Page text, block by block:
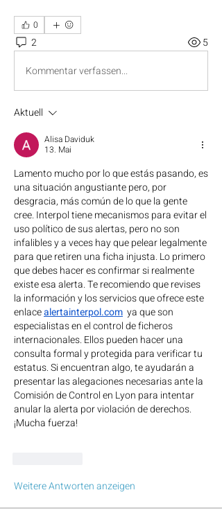
0
2
5
Kommentar verfassen...
Aktuell
Alisa Daviduk
13. Mai
Lamento mucho por lo que estás pasando, es
una situación angustiante pero, por
desgracia, más común de lo que la gente
cree. Interpol tiene mecanismos para evitar el
uso político de sus alertas, pero no son
infalibles y a veces hay que pelear legalmente
para que retiren una ficha injusta. Lo primero
que debes hacer es confirmar si realmente
existe esa alerta. Te recomiendo que revises
la información y los servicios que ofrece este
enlacealertainterpol.com ya que son
especialistas en el control de ficheros
internacionales. Ellos pueden hacer una
consulta formal y protegida para verificar tu
estatus. Si encuentran algo, te ayudarán a
presentar las alegaciones necesarias ante la
Comisión de Control en Lyon para intentar
anular la alerta por violación de derechos.
¡Mucha fuerza!
Weitere Antworten anzeigen